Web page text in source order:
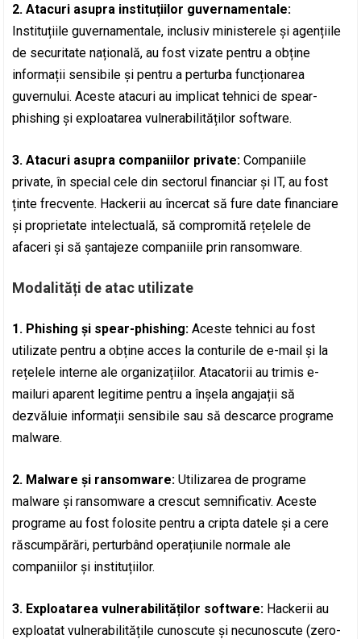
2. Atacuri asupra instituțiilor guvernamentale:
Instituțiile guvernamentale, inclusiv ministerele și agențiile
de securitate națională, au fost vizate pentru a obține
informații sensibile și pentru a perturba funcționarea
guvernului. Aceste atacuri au implicat tehnici de spear-
phishing și exploatarea vulnerabilităților software.
3. Atacuri asupra companiilor private: Companiile
private, în special cele din sectorul financiar și IT, au fost
ținte frecvente. Hackerii au încercat să fure date financiare
și proprietate intelectuală, să compromită rețelele de
afaceri și să șantajeze companiile prin ransomware.
Modalități de atac utilizate
1. Phishing și spear-phishing: Aceste tehnici au fost
utilizate pentru a obține acces la conturile de e-mail și la
rețelele interne ale organizațiilor. Atacatorii au trimis e-
mailuri aparent legitime pentru a înșela angajații să
dezvăluie informații sensibile sau să descarce programe
malware.
2. Malware și ransomware: Utilizarea de programe
malware și ransomware a crescut semnificativ. Aceste
programe au fost folosite pentru a cripta datele și a cere
răscumpărări, perturbând operațiunile normale ale
companiilor și instituțiilor.
3. Exploatarea vulnerabilităților software: Hackerii au
exploatat vulnerabilitățile cunoscute și necunoscute (zero-